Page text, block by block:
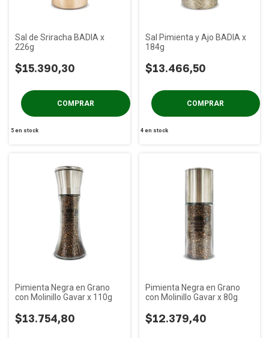
Sal de Sriracha BADIA x
226g
$15.390,30
5en stock
Sal Pimienta y Ajo BADIA x
184g
$13.466,50
4 en stock
Pimienta Negra en Grano
con Molinillo Gavar x 110g
$13.754,80
Pimienta Negra en Grano
con Molinillo Gavar x 80g
$12.379,40